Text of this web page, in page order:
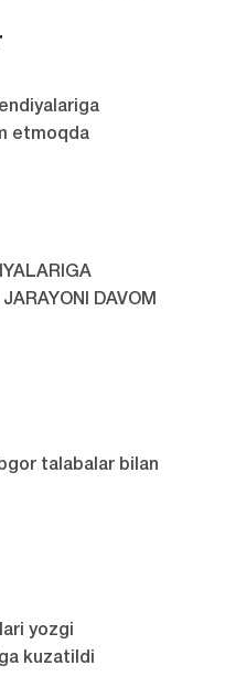
etmoqda
DAVOM
talabalar bilan
yozgi
kuzatildi